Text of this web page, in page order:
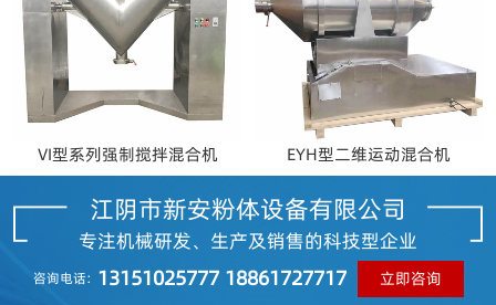
VI型系列强制搅拌混合机 EYH型二维运动混合机
江阴市新安粉体设备有限公司
专注机械研发、生产及销售的科技型企业
咨询电话: 13151025777 18861727717 立即咨询